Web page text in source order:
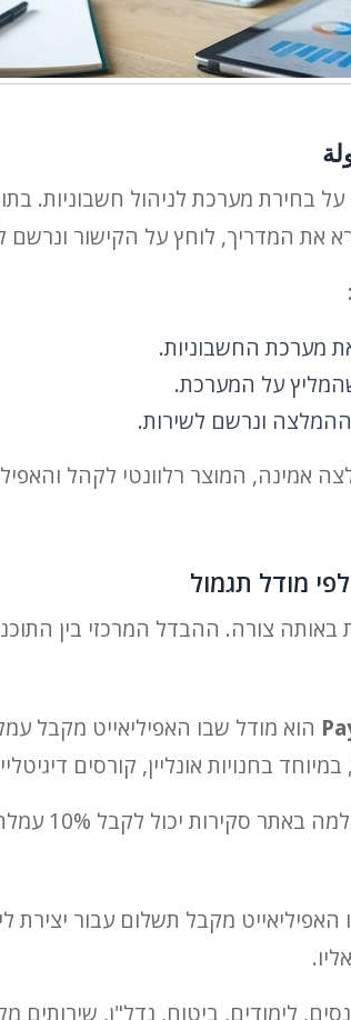
בחירת מערכת לניהול חשבוניות.
את המדריך, לוחץ על הקישור
מערכת החשבוניות.
על המערכת.
ונרשם לשירות.
אמינה, המוצר רלוונטי לקהל
מודל תגמול
באותה צורה. ההבדל המרכזי בין
הוא מודל שבו האפיליאייט מקבל
בחנויות אונליין, קורסים
10% עמלה על כל רכישה שמתבצעת דרך הקישור שלו.
האפיליאייט מקבל תשלום עבור
לימודים, ביטוח, נדל"ן,